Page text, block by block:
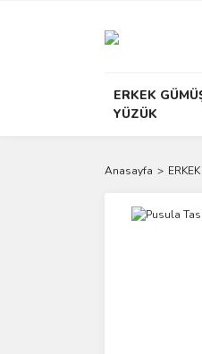
ERKEK
YÜZÜK
Anasayfa